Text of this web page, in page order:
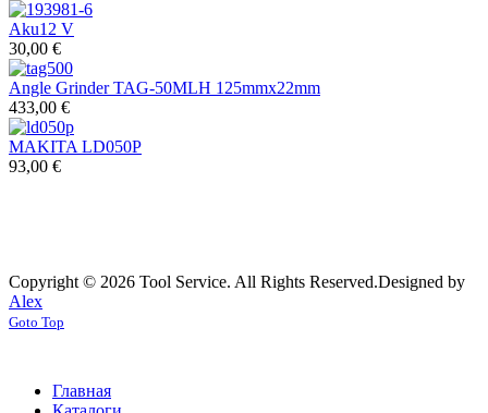
Aku12 V
30,00 €
Angle Grinder TAG-50MLH 125mmx22mm
433,00 €
MAKITA LD050P
93,00 €
Copyright © 2026 Tool Service. All Rights Reserved.Designed by
Alex
Goto Top
Главная